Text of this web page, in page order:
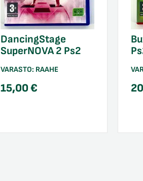
DancingStage
SuperNOVA 2 Ps2
VARASTO: RAAHE
15,00€